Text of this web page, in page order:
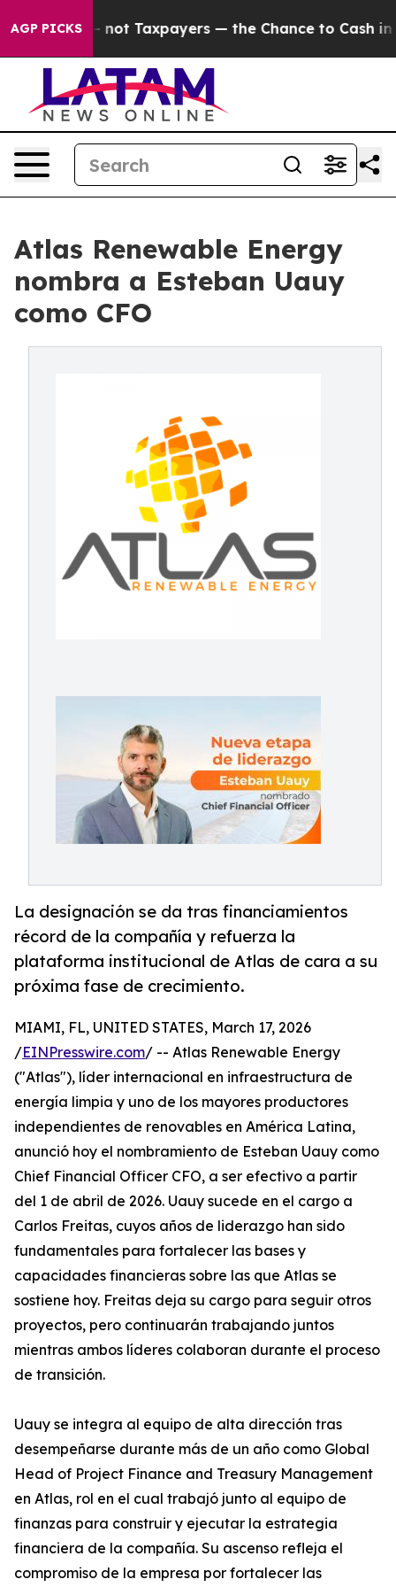
AGP PICKS— not Taxpayers — the Chance to Cash in on
Atlas Renewable Energy
nombra a Esteban Uauy
como​ ​CFO
La designación se da tras financiamientos
récord de la compañía y refuerza la
plataforma institucional de Atlas de cara a su
próxima fase de crecimiento.
MIAMI, FL, UNITED STATES, March 17, 2026
/EINPresswire.com/ -- Atlas Renewable Energy
("Atlas"), líder internacional en infraestructura de
energía limpia y uno de los mayores productores
independientes de renovables en América Latina,
anunció hoy el nombramiento de Esteban Uauy como
Chief Financial Officer CFO, a ser efectivo a partir
del 1 de abril de 2026. Uauy sucede en el cargo a
Carlos Freitas, cuyos años de liderazgo han sido
fundamentales para fortalecer las bases y
capacidades financieras sobre las que Atlas se
sostiene hoy. Freitas deja su cargo para seguir otros
proyectos, pero continuarán trabajando juntos
mientras ambos líderes colaboran durante el proceso
de transición.
Uauy se integra al equipo de alta dirección tras
desempeñarse durante más de un año como Global
Head of Project Finance and Treasury Management
en Atlas, rol en el cual trabajó junto al equipo de
finanzas para construir y ejecutar la estrategia
financiera de la compañía. Su ascenso refleja el
compromiso de la empresa por fortalecer las